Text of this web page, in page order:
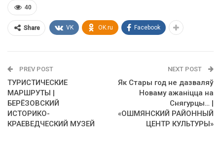
40
Share VK OK.ru Facebook
PREV POST
ТУРИСТИЧЕСКИЕ
МАРШРУТЫ |
БЕРЁЗОВСКИЙ
ИСТОРИКО-
КРАЕВЕДЧЕСКИЙ МУЗЕЙ
NEXT POST
Як Стары год не дазваляў
Новаму ажаніцца на
Снягурцы… |
«ОШМЯНСКИЙ РАЙОННЫЙ
ЦЕНТР КУЛЬТУРЫ»